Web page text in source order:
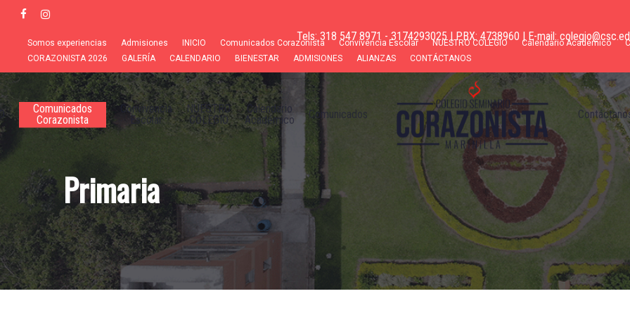
content
facebookinstagram
Tels: 318 547 8971 - 3174293025 | PBX: 4738960 | E-mail:
Somos experiencias Admisiones INICIO Comunicados Corazonista Convivencia Escolar NUESTRO COLEGIO Calendario Académico
CORAZONISTA 2026
GALERÍA CALENDARIO BIENESTAR ADMISIONES ALIANZAS CONTÁCTANOS
Comunicados
Corazonista
Convivencia
Escolar
NUESTRO
COLEGIO
Calendario
Académico
Comunicados
Primaria